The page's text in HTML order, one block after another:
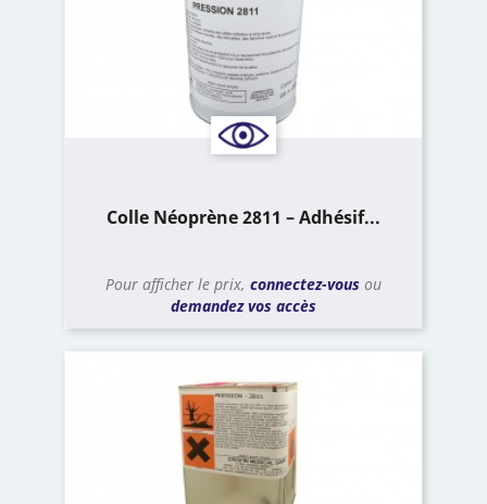
Colle Néoprène 2811 – Adhésif...
Pour afficher le prix, connectez-vous ou
demandez vos accès